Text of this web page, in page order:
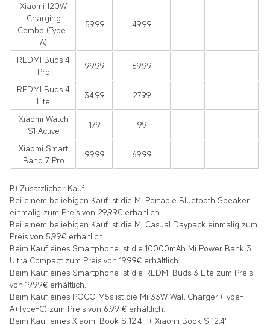
Xiaomi 120W
Charging
Combo (Type-
A)
59.99 49.99
REDMI Buds 4
Pro
99.99 69.99
REDMI Buds 4
Lite
34.99 27.99
Xiaomi Watch
S1 Active
179 99
Xiaomi Smart
Band 7 Pro
99.99 69.99
B) Zusätzlicher Kauf
Bei einem beliebigen Kauf ist die Mi Portable Bluetooth Speaker
einmalig zum Preis von 29,99€ erhältlich.
Bei einem beliebigen Kauf ist die Mi Casual Daypack einmalig zum
Preis von 5,99€ erhältlich.
Beim Kauf eines Smartphone ist die 10000mAh Mi Power Bank 3
Ultra Compact zum Preis von 19,99€ erhältlich.
Beim Kauf eines Smartphone ist die REDMI Buds 3 Lite zum Preis
von 19,99€ erhältlich.
Beim Kauf eines POCO M5s ist die Mi 33W Wall Charger (Type-
A+Type-C) zum Preis von 6,99 € erhältlich.
Beim Kauf eines Xiaomi Book S 12.4'' + Xiaomi Book S 12.4"